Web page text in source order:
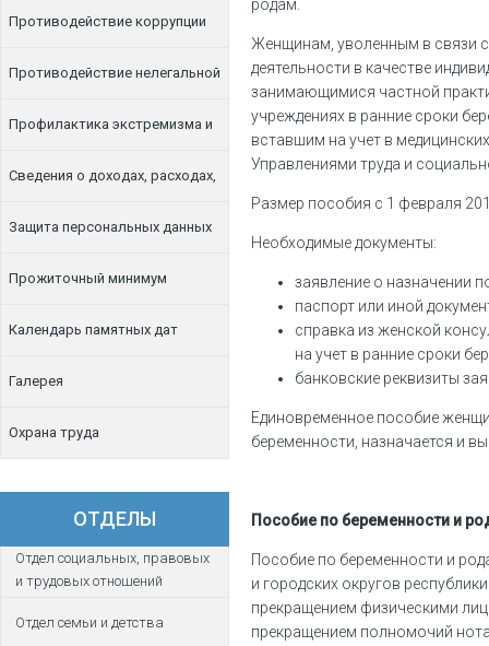
Противодействие коррупции
Противодействие нелегальной
занятости
Профилактика экстремизма и
терроризма
Сведения о доходах, расходах,
об имуществе и обязательствах
имущественного характера
Защита персональных данных
Прожиточный минимум
Календарь памятных дат
Галерея
Охрана труда
ОТДЕЛЫ
Отдел социальных, правовых
и трудовых отношений
Отдел семьи и детства
родам.
Женщинам, уволенным в связи
деятельности в качестве
занимающимися частной
учреждениях в ранние сроки
вставшим на учет в
Управлениями труда и
Размер пособия с 1 февраля
Необходимые документы:
заявление о назначении
паспорт или иной
справка из женской
на учет в ранние сроки
банковские реквизиты
Единовременное пособие
беременности, назначается и
Пособие по беременности и
Пособие по беременности и
и городских округов
прекращением физическими
прекращением полномочий